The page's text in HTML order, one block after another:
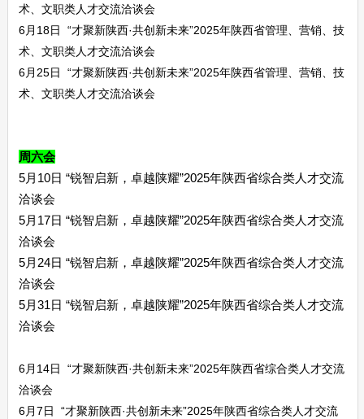
术、文职类人才交流洽谈会
6月18日 “才聚新陕西·共创新未来”2025年陕西省管理、营销、技
术、文职类人才交流洽谈会
6月25日 “才聚新陕西·共创新未来”2025年陕西省管理、营销、技
术、文职类人才交流洽谈会
周六会
5月10日 “锐智启新，卓越陕耀”2025年陕西省综合类人才交流
洽谈会
5月17日 “锐智启新，卓越陕耀”2025年陕西省综合类人才交流
洽谈会
5月24日 “锐智启新，卓越陕耀”2025年陕西省综合类人才交流
洽谈会
5月31日 “锐智启新，卓越陕耀”2025年陕西省综合类人才交流
洽谈会
6月14日 “才聚新陕西·共创新未来”2025年陕西省综合类人才交流
洽谈会
6月7日 “才聚新陕西·共创新未来”2025年陕西省综合类人才交流